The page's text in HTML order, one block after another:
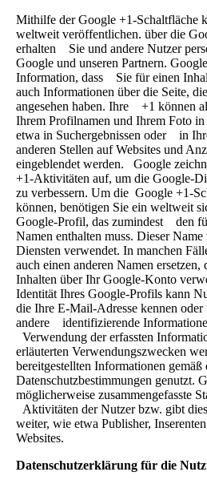
Mithilfe der Google +1-Schaltfläche
weltweit veröffentlichen. über die
erhalten Sie und andere Nutzer
Google und unseren Partnern.
Information, dass Sie für einen
auch Informationen über die Seite,
angesehen haben. Ihre +1 können
Ihrem Profilnamen und Ihrem Foto
etwa in Suchergebnissen oder in
anderen Stellen auf Websites und
eingeblendet werden. Google
+1-Aktivitäten auf, um die Google-
zu verbessern. Um die Google +1-
können, benötigen Sie ein weltweit
Google-Profil, das zumindest den
Namen enthalten muss. Dieser
Diensten verwendet. In manchen
auch einen anderen Namen
Inhalten über Ihr Google-Konto
Identität Ihres Google-Profils kann
die Ihre E-Mail-Adresse kennen oder
andere identifizierende
Verwendung der erfassten
erläuterten Verwendungszwecken
bereitgestellten Informationen
Datenschutzbestimmungen genutzt.
möglicherweise zusammengefasste
Aktivitäten der Nutzer bzw. gibt
weiter, wie etwa Publisher,
Websites.
Datenschutzerklärung für die